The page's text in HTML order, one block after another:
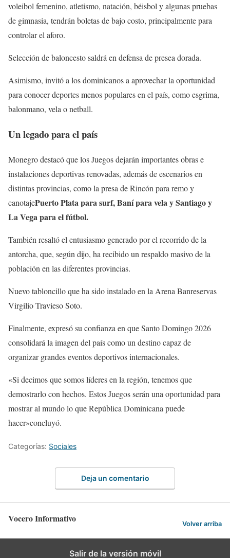
voleibol femenino, atletismo, natación, béisbol y algunas pruebas
de gimnasia, tendrán boletas de bajo costo, principalmente para
controlar el aforo.
Selección de baloncesto saldrá en defensa de presea dorada.
Asimismo, invitó a los dominicanos a aprovechar la oportunidad
para conocer deportes menos populares en el país, como esgrima,
balonmano, vela o netball.
Un legado para el país
Monegro destacó que los Juegos dejarán importantes obras e
instalaciones deportivas renovadas, además de escenarios en
distintas provincias, como la presa de Rincón para remo y
canotajePuerto Plata para surf, Baní para vela y Santiago y
La Vega para el fútbol.
También resaltó el entusiasmo generado por el recorrido de la
antorcha, que, según dijo, ha recibido un respaldo masivo de la
población en las diferentes provincias.
Nuevo tabloncillo que ha sido instalado en la Arena Banreservas
Virgilio Travieso Soto.
Finalmente, expresó su confianza en que Santo Domingo 2026
consolidará la imagen del país como un destino capaz de
organizar grandes eventos deportivos internacionales.
«Si decimos que somos líderes en la región, tenemos que
demostrarlo con hechos. Estos Juegos serán una oportunidad para
mostrar al mundo lo que República Dominicana puede
hacer»concluyó.
Categorías: Sociales
Deja un comentario
Vocero Informativo Volver arriba
Salir de la versión móvil